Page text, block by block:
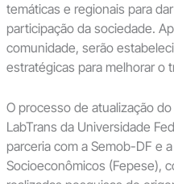
temáticas e regionais para
participação da sociedade.
comunidade, serão
estratégicas para melhorar o
O processo de atualização
LabTrans da Universidade
parceria com a Semob-DF e
Socioeconômicos (Fepese),